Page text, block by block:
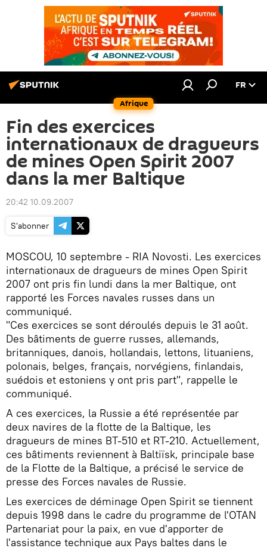
Afrique
FR
Fin des exercices
internationaux de dragueurs
de mines Open Spirit 2007
dans la mer Baltique
20:42 10.09.2007
S'abonner
MOSCOU, 10 septembre - RIA Novosti. Les exercices
internationaux de dragueurs de mines Open Spirit
2007 ont pris fin lundi dans la mer Baltique, ont
rapporté les Forces navales russes dans un
communiqué.
"Ces exercices se sont déroulés depuis le 31 août.
Des bâtiments de guerre russes, allemands,
britanniques, danois, hollandais, lettons, lituaniens,
polonais, belges, français, norvégiens, finlandais,
suédois et estoniens y ont pris part", rappelle le
communiqué.
A ces exercices, la Russie a été représentée par
deux navires de la flotte de la Baltique, les
dragueurs de mines BT-510 et RT-210. Actuellement,
ces bâtiments reviennent à Baltiïsk, principale base
de la Flotte de la Baltique, a précisé le service de
presse des Forces navales de Russie.
Les exercices de déminage Open Spirit se tiennent
depuis 1998 dans le cadre du programme de l'OTAN
Partenariat pour la paix, en vue d'apporter de
l'assistance technique aux Pays baltes dans le